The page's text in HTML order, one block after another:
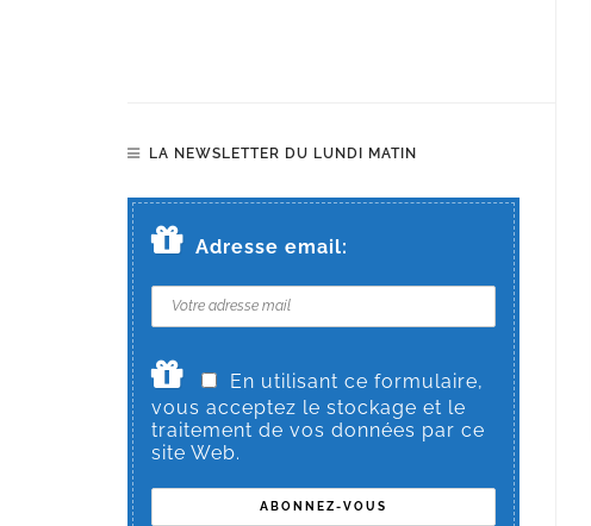
LA NEWSLETTER DU LUNDI MATIN
Adresse email:
En utilisant ce formulaire,
vous acceptez le stockage et le
traitement de vos données par ce
site Web.